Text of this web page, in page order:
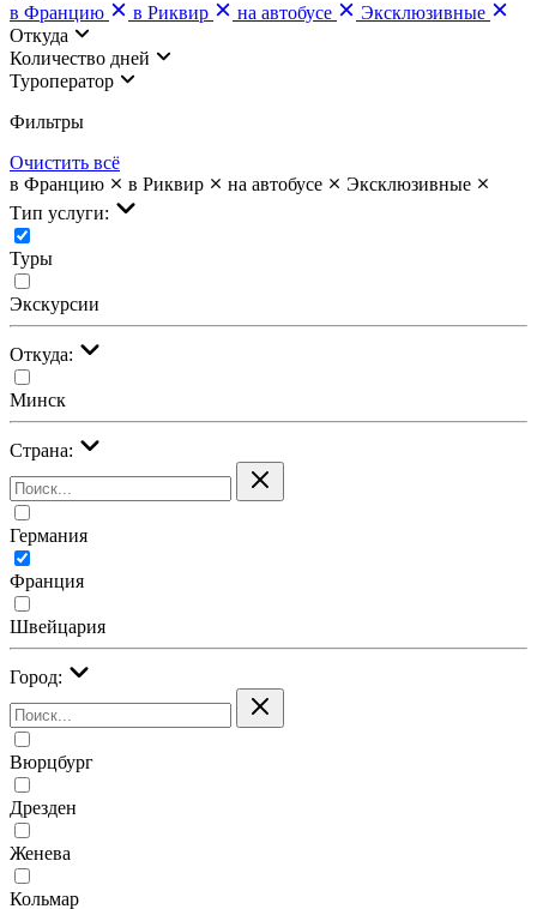
в Францию
в Риквир на автобусе
Эксклюзивные
Откуда
Количество дней
Туроператор
Фильтры
Очистить всё
в Францию
в Риквир на автобусе
Эксклюзивные
Тип услуги:
Туры
Экскурсии
Откуда:
Минск
Страна:
Германия
Франция
Швейцария
Город:
Вюрцбург
Дрезден
Женева
Кольмар